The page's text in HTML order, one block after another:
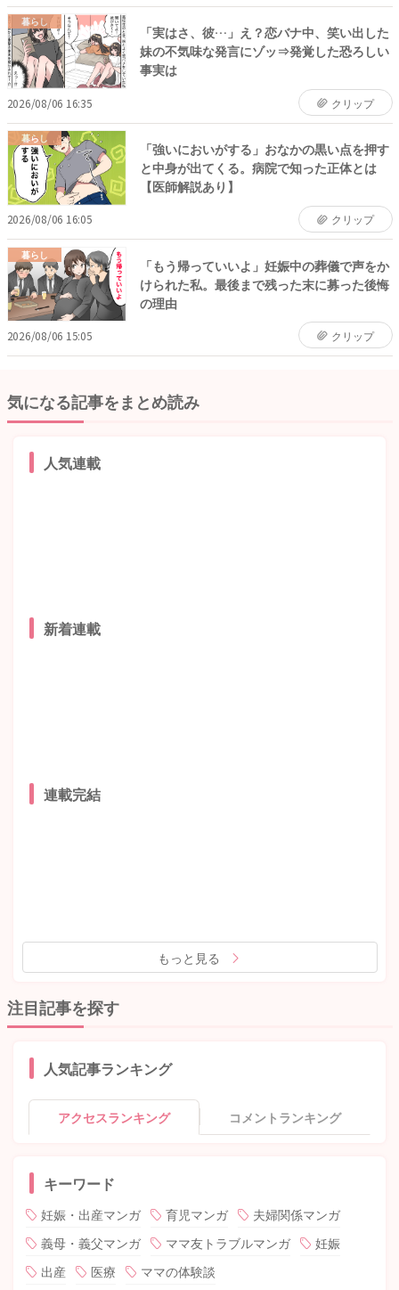
暮らし
「実はさ、彼…」え？恋バナ中、笑い出した
妹の不気味な発言にゾッ⇒発覚した恐ろしい
事実は
2026/08/06 16:35 クリップ
暮らし
「強いにおいがする」おなかの黒い点を押す
と中身が出てくる。病院で知った正体とは
【医師解説あり】
2026/08/06 16:05 クリップ
暮らし
「もう帰っていいよ」妊娠中の葬儀で声をか
けられた私。最後まで残った末に募った後悔
の理由
2026/08/06 15:05 クリップ
気になる記事をまとめ読み
人気連載
新着連載
連載完結
もっと見る
注目記事を探す
人気記事ランキング
アクセスランキング コメントランキング
キーワード
妊娠・出産マンガ 育児マンガ
夫婦関係マンガ
義母・義父マンガ
ママ友トラブルマンガ
妊娠
出産
医療 ママの体験談